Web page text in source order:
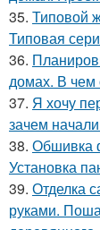
35. Типовой
Типовая
36.
домах. В чем
37. Я хочу
зачем
38. Обшивка
Установка
39. Отделка
руками.